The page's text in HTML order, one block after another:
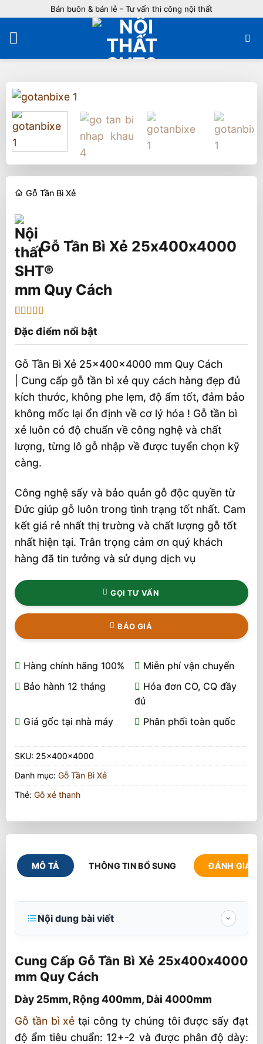
nội
dung
Bán buôn & bán lẻ - Tư vấn thi công nội thất
Gỗ Tần Bì Xẻ
Gỗ Tần Bì Xẻ 25x400x4000
mm Quy Cách
trên 5 dựa
trênđánh
giá
Đặc điểm nổi bật
Gỗ Tần Bì Xẻ 25x400x4000 mm Quy Cách
| Cung cấp gỗ tần bì xẻ quy cách hàng đẹp đủ
kích thước, không phe lẹm, độ ẩm tốt, đảm bảo
không mốc lại ổn định về cơ lý hóa ! Gỗ tần bì
xẻ luôn có độ chuẩn về công nghệ và chất
lượng, từng lô gỗ nhập về được tuyển chọn kỹ
càng.
Công nghệ sấy và bảo quản gỗ độc quyền từ
Đức giúp gỗ luôn trong tình trạng tốt nhất. Cam
kết giá rẻ nhất thị trường và chất lượng gỗ tốt
nhất hiện tại. Trân trọng cảm ơn quý khách
hàng đã tin tưởng và sử dụng dịch vụ
GỌI TƯ VẤN
BÁO GIÁ
Hàng chính hãng 100%
Miễn phí vận chuyển
Bảo hành 12 tháng
Hóa đơn CO, CQ đầy
đủ
Giá gốc tại nhà máy
Phân phối toàn quốc
SKU: 25x400x4000
Danh mục: Gỗ Tần Bì Xẻ
Thẻ: Gỗ xẻ thanh
MÔ TẢ THÔNG TIN BỔ SUNG ĐÁNH GIÁ
Nội dung bài viết
Quy Cách
Dày 25mm, Rộng 400mm, Dài 4000mm
Đáp Ứng Toàn Bộ Gỗ Tần Bì Xẻ Tới Khách
Hàng
Gỗ tần bì Xẻ sấy Theo yêu cầu khách hàng
Cung Cấp Gỗ Tần Bì Xẻ 25x400x4000
mm Quy Cách
Dày 25mm, Rộng 400mm, Dài 4000mm
Gỗ tần bì xẻ tại công ty chúng tôi được sấy đạt
độ ẩm tiêu chuẩn: 12+-2 và được phân độ dày: